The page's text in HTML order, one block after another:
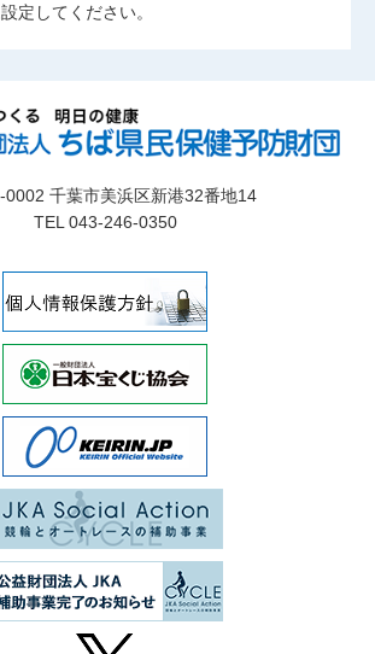
定してください。
0002 千葉市美浜区新港32番地14
TEL 043-246-0350